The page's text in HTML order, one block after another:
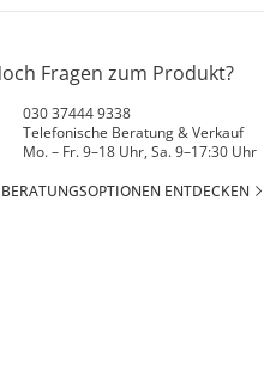
Fragen zum Produkt?
030 37444 9338
Telefonische Beratung & Verkauf
Mo. – Fr. 9–18 Uhr, Sa. 9–17:30 Uhr
ENTDECKEN